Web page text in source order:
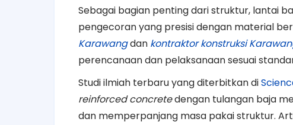
Sebagai bagian penting dari struktur, lantai
pengecoran yang presisi dengan material
Karawangdan kontraktor konstruksi
perencanaan dan pelaksanaan sesuai
Studi ilmiah terbaru yang diterbitkan di
reinforced concretedengan tulangan baja
dan memperpanjang masa pakai struktur.